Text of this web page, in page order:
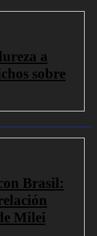
a
sobre
Brasil:
Milei